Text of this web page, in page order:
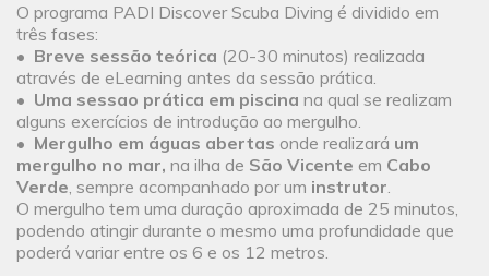
O programa PADI Discover Scuba Diving é dividido em
três fases:
• Breve sessão teórica (20-30 minutos) realizada
através de eLearning antes da sessão prática.
• Uma sessao prática em piscina na qual se realizam
alguns exercícios de introdução ao mergulho.
• Mergulho em águas abertas onde realizará um
mergulho no mar, na ilha de São Vicente em Cabo
Verde, sempre acompanhado por um instrutor.
O mergulho tem uma duração aproximada de 25 minutos,
podendo atingir durante o mesmo uma profundidade que
poderá variar entre os 6 e os 12 metros.